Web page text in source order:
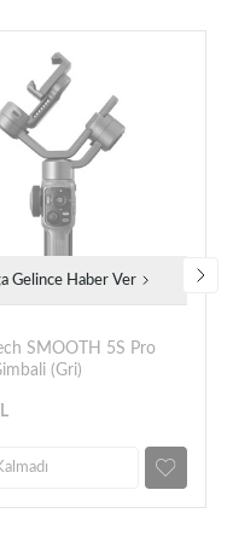
Gelince Haber Ver
SMOOTH 5S Pro
(Gri)